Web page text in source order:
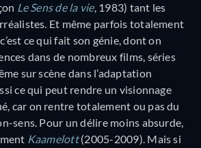
Le Sens de la vie, 1983) tant les
Et même parfois totalement
ce qui fait son génie, dont on
dans de nombreux films, séries
sur scène dans l’adaptation
ce qui peut rendre un visionnage
car on rentre totalement ou pas du
sens. Pour un délire moins absurde,
Kaamelott(2005-2009). Mais si